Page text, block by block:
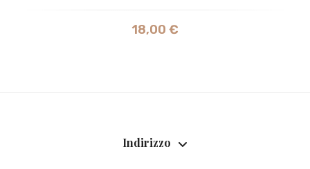
18,00 €
Indirizzo